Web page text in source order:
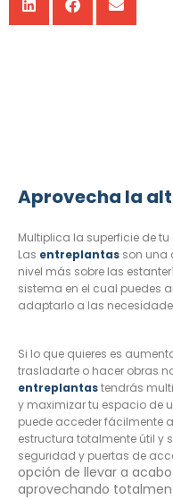
Aprovecha la
Multiplica la superficie de
Las entreplantas son una
nivel más sobre las
sistema en el cual puedes
adaptarlo a las
Si lo que quieres es
trasladarte o hacer obras
entreplantastendrás
y maximizar tu espacio de
puede acceder fácilmente
estructura totalmente útil y
seguridad y puertas de
opción de llevar a
aprovechando